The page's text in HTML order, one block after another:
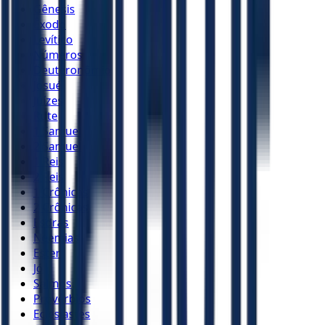
Gênesis
Êxodo
Levítico
Números
Deuteronômio
Josué
Juízes
Rute
1 Samuel
2 Samuel
1 Reis
2 Reis
1 Crônicas
2 Crônicas
Esdras
Neemias
Ester
Jó
Salmos
Provérbios
Eclesiastes